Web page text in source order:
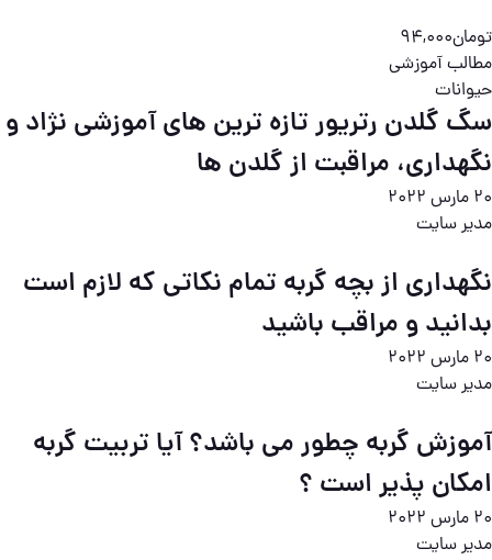
تومان94,000
مطالب آموزشی
حیوانات
سگ گلدن رتریور تازه ترین های آموزشی نژاد و
نگهداری، مراقبت از گلدن ها
20 مارس 2022
مدیر سایت
نگهداری از بچه گربه تمام نکاتی که لازم است
بدانید و مراقب باشید
20 مارس 2022
مدیر سایت
آموزش گربه چطور می باشد؟ آیا تربیت گربه
امکان پذیر است ؟
20 مارس 2022
مدیر سایت